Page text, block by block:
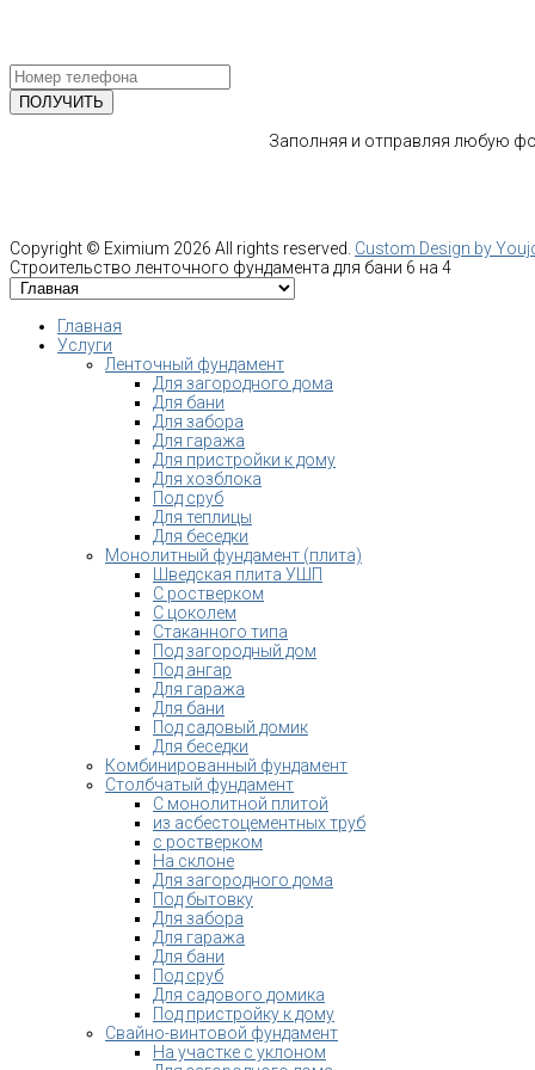
Заполняя и отправляя любую
Copyright © Eximium 2026 All rights reserved. Custom Design by
Строительство ленточного фундамента для бани 6 на 4
Главная
Услуги
Ленточный фундамент
Для загородного дома
Для бани
Для забора
Для гаража
Для пристройки к дому
Для хозблока
Под сруб
Для теплицы
Для беседки
Монолитный фундамент (плита)
Шведская плита УШП
С ростверком
С цоколем
Стаканного типа
Под загородный дом
Под ангар
Для гаража
Для бани
Под садовый домик
Для беседки
Комбинированный фундамент
Столбчатый фундамент
С монолитной плитой
из асбестоцементных труб
с ростверком
На склоне
Для загородного дома
Под бытовку
Для забора
Для гаража
Для бани
Под сруб
Для садового домика
Под пристройку к дому
Свайно-винтовой фундамент
На участке с уклоном